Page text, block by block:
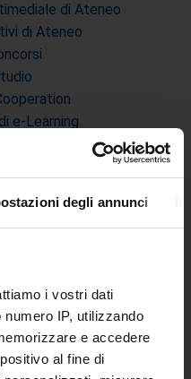
degli annunci
i vostri dati
IP, utilizzando
e accedere
al fine di
di Ateneo
di Ateneo
e-Learning
Interuniversitari
- PEC
Rettore
iniziale degli insegnanti